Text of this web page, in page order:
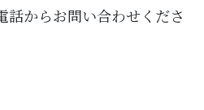
話からお問い合わせくださ